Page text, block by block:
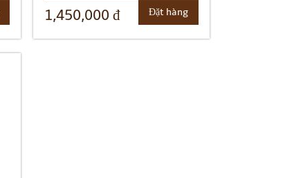
1,450,000 đ Đặt hàng